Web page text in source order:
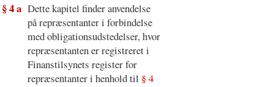
§ 4 a Dette kapitel finder anvendelse
på repræsentanter i forbindelse
med obligationsudstedelser, hvor
repræsentanten er registreret i
Finanstilsynets register for
repræsentanter i henhold til § 4